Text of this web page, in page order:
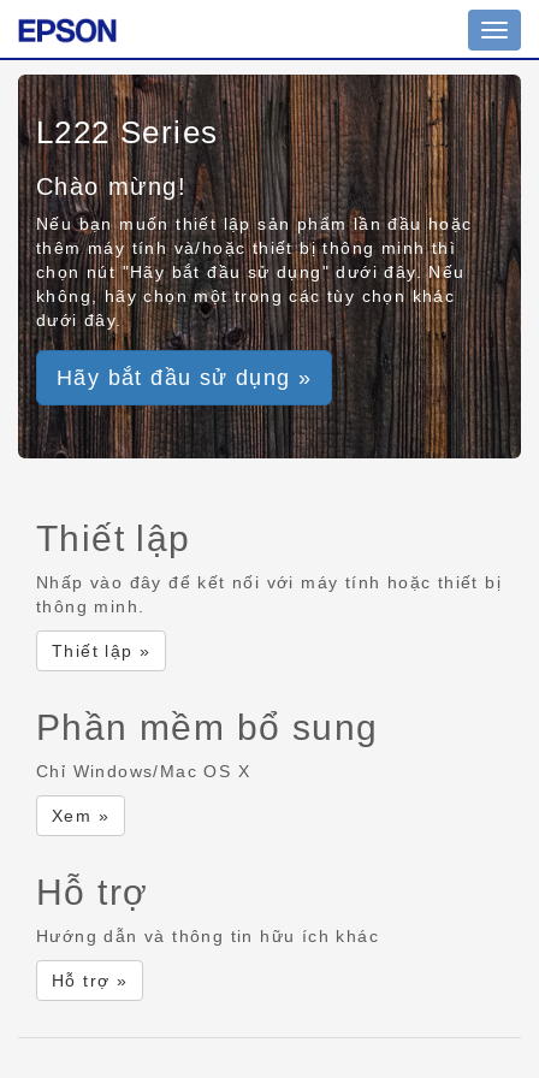
L222 Series
Chào mừng!
Nếu bạn muốn thiết lập sản phẩm lần đầu hoặc
thêm máy tính và/hoặc thiết bị thông minh thì
chọn nút "Hãy bắt đầu sử dụng" dưới đây. Nếu
không, hãy chọn một trong các tùy chọn khác
dưới đây.
Hãy bắt đầu sử dụng »
Thiết lập
Nhấp vào đây để kết nối với máy tính hoặc thiết bị
thông minh.
Thiết lập »
Phần mềm bổ sung
Chỉ Windows/Mac OS X
Xem »
Hỗ trợ
Hướng dẫn và thông tin hữu ích khác
Hỗ trợ »